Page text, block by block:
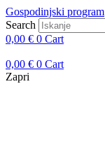
Gospodinjski program
Search
0,00 € 0 Cart
0,00 € 0 Cart
Zapri